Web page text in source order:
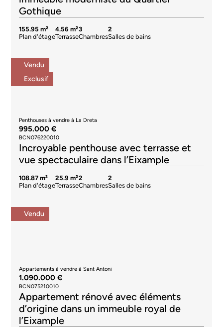
Gothique
155.95 m²
Plan d'étage
4.56 m²
Terrasse
3
Chambres
2
Salles de bains
Vendu
Exclusif
Penthouses à vendre à La Dreta
995.000 €
BCN076220010
Incroyable penthouse avec terrasse et
vue spectaculaire dans l’Eixample
108.87 m²
Plan d'étage
25.9 m²
Terrasse
2
Chambres
2
Salles de bains
Vendu
Appartements à vendre à Sant Antoni
1.090.000 €
BCN075210010
Appartement rénové avec éléments
d’origine dans un immeuble royal de
l’Eixample